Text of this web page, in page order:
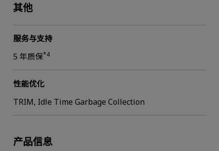
其他
服务与支持
5 年质保*4
性能优化
TRIM, Idle Time Garbage Collection
产品信息